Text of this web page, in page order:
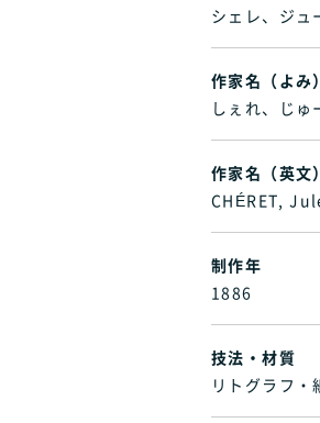
シェレ、ジュ
作家名（よみ）
しぇれ、じゅ
作家名（英文）
CHÉRET,
制作年
1886
技法・材質
リトグラフ・